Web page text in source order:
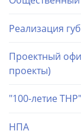
Реализация
Проектный
проекты)
"100-летие ТНР"
НПА